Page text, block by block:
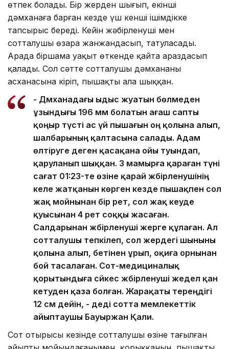
өтпек болады. Бір жерден шығып, екінші
дәмханаға барған кезде үш кенші ішімдікке
тапсырыс береді. Кейін жәбірленуші мен
сотталушы өзара жанжандасып, татуласады.
Арада біршама уақыт өткенде қайта араздасып
қалады. Сол сәтте сотталушы дәмхананың
асханасына кіріп, пышақты ала шыққан.
- Дәмханадағы ыдыс жуатын бөлмеден
ұзындығы 196 мм болатын ағаш сапты
қоңыр түсті ас үй пышағын оң қолына алып,
шалбарының қалтасына салады. Адам
өлтіруге деген қасақана ойы туындап,
қаруланып шыққан. 3 мамырға қараған түні
сағат 01:23-те өзіне қарай жәбірленушінің
келе жатқанын көрген кезде пышақпен сол
жақ мойнынан бір рет, сол жақ кеуде
қуысынан 4 рет соққы жасаған.
Салдарынан жәбірленуші жерге құлаған. Ал
сотталушы тепкілеп, сол жердегі шыныны
қолына алып, бетінен ұрып, оқиға орнынан
бой тасалаған. Сот-медициналық
қорытындыға сәйкес жәбірленуші жедел қан
кетуден қаза болған. Жарақаты тереңдігі
12 см дейін, - деді сотта мемлекеттік
айыптаушы Бауыржан Қали.
Сот отырысы кезінде сотталушы өзіне тағылған